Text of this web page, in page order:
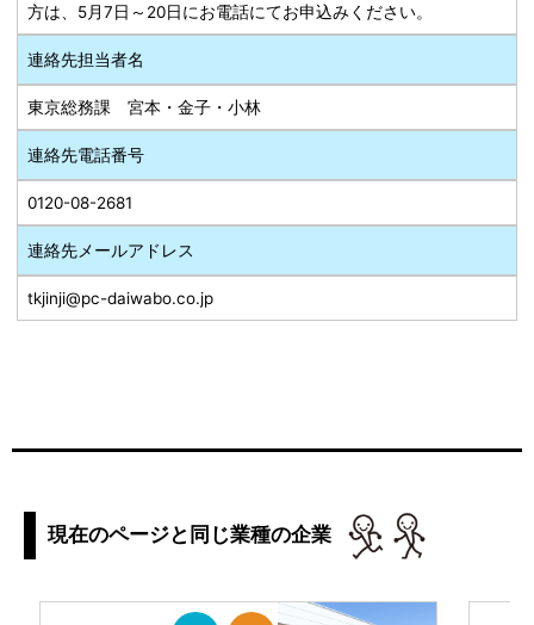
方は、5月7日～20日にお電話にてお申込みください。
連絡先担当者名
東京総務課 宮本・金子・小林
連絡先電話番号
0120-08-2681
連絡先メールアドレス
tkjinji@pc-daiwabo.co.jp
現在のページと同じ業種の企業